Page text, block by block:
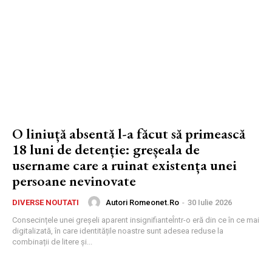
O liniuță absentă l-a făcut să primească
18 luni de detenție: greșeala de
username care a ruinat existența unei
persoane nevinovate
DIVERSE NOUTATI Autori Romeonet.ro - 30 Iulie 2026
Consecințele unei greșeli aparent insignifianteÎntr-o eră din ce în ce mai
digitalizată, în care identitățile noastre sunt adesea reduse la
combinații de litere și...